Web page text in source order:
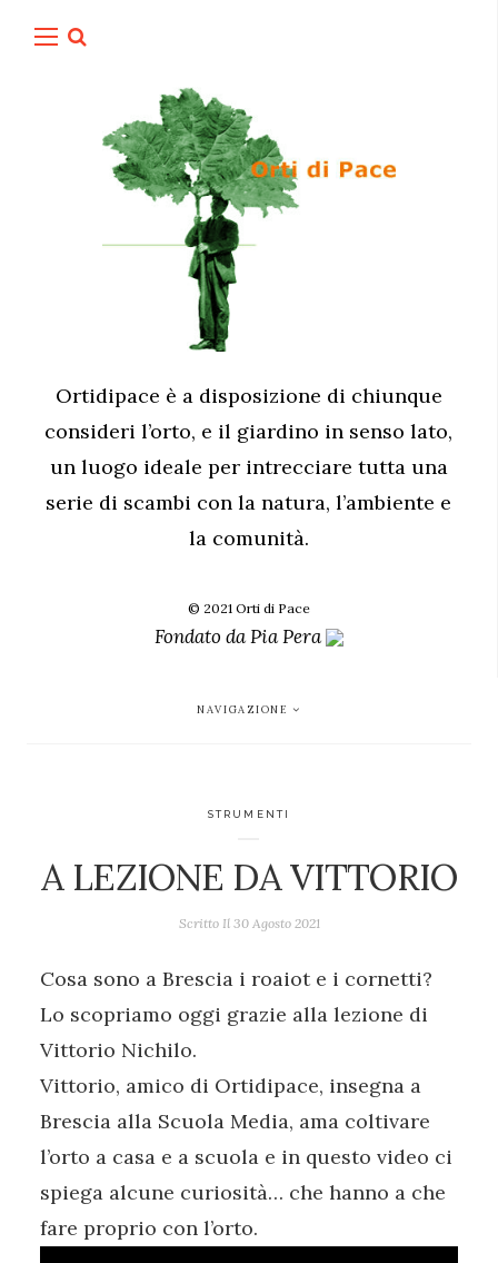
Ortidipace è a disposizione di chiunque
consideri l’orto, e il giardino in senso lato,
un luogo ideale per intrecciare tutta una
serie di scambi con la natura, l’ambiente e
la comunità.
© 2021 Orti di Pace
Fondato daPia Pera
NAVIGAZIONE
STRUMENTI
A LEZIONE DA VITTORIO
Scritto Il 30 Agosto 2021
Cosa sono a Brescia i roaiot e i cornetti?
Lo scopriamo oggi grazie alla lezione di
Vittorio Nichilo.
Vittorio, amico di Ortidipace, insegna a
Brescia alla Scuola Media, ama coltivare
l’orto a casa e a scuola e in questo video ci
spiega alcune curiosità… che hanno a che
fare proprio con l’orto.